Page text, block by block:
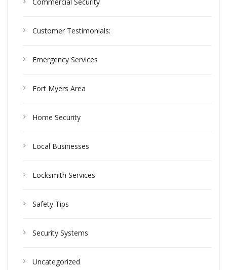
Customer Testimonials:
Emergency Services
Fort Myers Area
Home Security
Local Businesses
Locksmith Services
Safety Tips
Security Systems
Uncategorized